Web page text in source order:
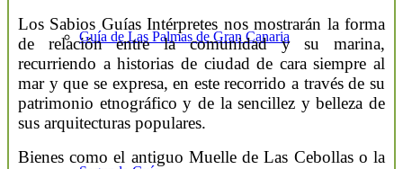
Guía de Las Palmas de Gran Canaria
Los Sabios Guías Intérpretes nos mostrarán la forma
de relación entre la comunidad y su marina,
recurriendo a historias de ciudad de cara siempre al
mar y que se expresa, en este recorrido a través de su
patrimonio etnográfico y de la sencillez y belleza de
sus arquitecturas populares.
Bienes como el antiguo Muelle de Las Cebollas o la